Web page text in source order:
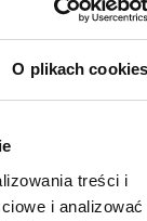
O plikach
treści i
i analizować